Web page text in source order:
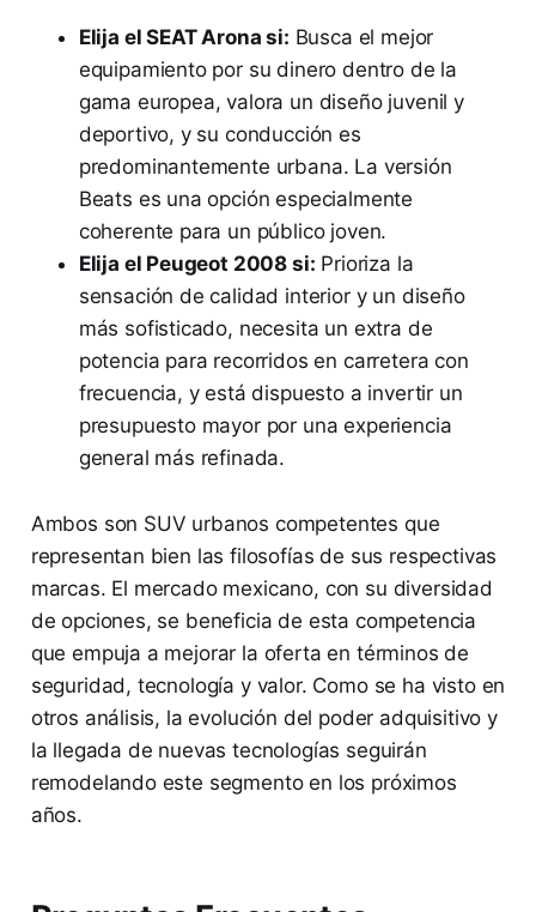
Elija el SEAT Arona si: Busca el mejor
equipamiento por su dinero dentro de la
gama europea, valora un diseño juvenil y
deportivo, y su conducción es
predominantemente urbana. La versión
Beats es una opción especialmente
coherente para un público joven.
Elija el Peugeot 2008 si: Prioriza la
sensación de calidad interior y un diseño
más sofisticado, necesita un extra de
potencia para recorridos en carretera con
frecuencia, y está dispuesto a invertir un
presupuesto mayor por una experiencia
general más refinada.
Ambos son SUV urbanos competentes que
representan bien las filosofías de sus respectivas
marcas. El mercado mexicano, con su diversidad
de opciones, se beneficia de esta competencia
que empuja a mejorar la oferta en términos de
seguridad, tecnología y valor. Como se ha visto en
otros análisis, la evolución del poder adquisitivo y
la llegada de nuevas tecnologías seguirán
remodelando este segmento en los próximos
años.